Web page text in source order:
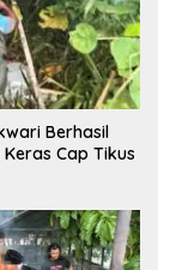
Berhasil
Cap Tikus